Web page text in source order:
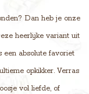
Dan heb je onze
heerlijke variant uit
een absolute favoriet
opkikker. Verras
vol liefde, of